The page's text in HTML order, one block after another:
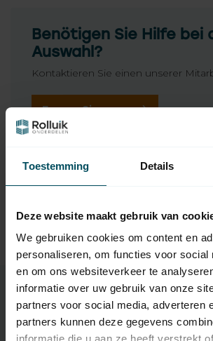
Toestemming Details
Deze website maakt gebruik van
We gebruiken cookies om content en
personaliseren, om functies voor social
en om ons websiteverkeer te
informatie over uw gebruik van onze
partners voor social media, adverteren
partners kunnen deze gegevens
informatie die u aan ze heeft verstrekt
Benötigen Sie Hilfe bei
Auswahl?
Kontaktieren Sie einen unserer
Fragen Sie uns
Ergänzende Produkte
https://www.rolluikonderdelen.nl/de/
ollladenmotor-anpassungssaetze/45-
bis-50-nm/
Eigenschaften